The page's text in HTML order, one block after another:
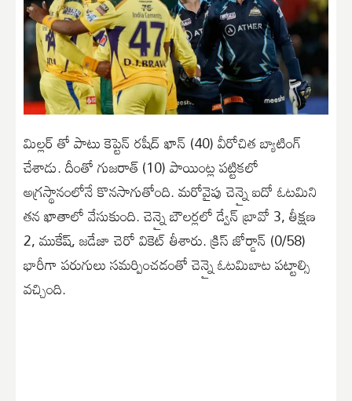
మిల్లర్ తో పాటు కెప్టెన్ రషీద్ ఖాన్ (40) వీరోచిత బ్యాటింగ్
చేశాడు. దీంతో గుజరాత్ (10) పాయింట్ల పట్టికలో
అగ్రస్థానంలోనే కొనసాగుతోంది. మరోవైపు చెన్నై ఐదో ఓటమిని
తన ఖాతాలో వేసుకుంది. చెన్నై బౌలర్లలో డ్వేన్ బ్రావో 3, తీక్షణ
2, ముకేష్, జడేజా చెరో వికెట్ తీశారు. క్రిస్ జోర్డాన్ (0/58)
భారీగా పరుగులు సమర్పించడంతో చెన్నై ఓటమిబాట పట్టాల్సి
వచ్చింది.